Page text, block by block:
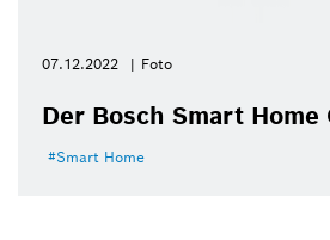
07.12.2022 Foto
Der Bosch Smart
Smart Home